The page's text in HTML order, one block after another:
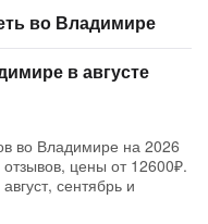
во Владимире
в августе
во Владимире на 2026
цены от 12600₽.
сентябрь и